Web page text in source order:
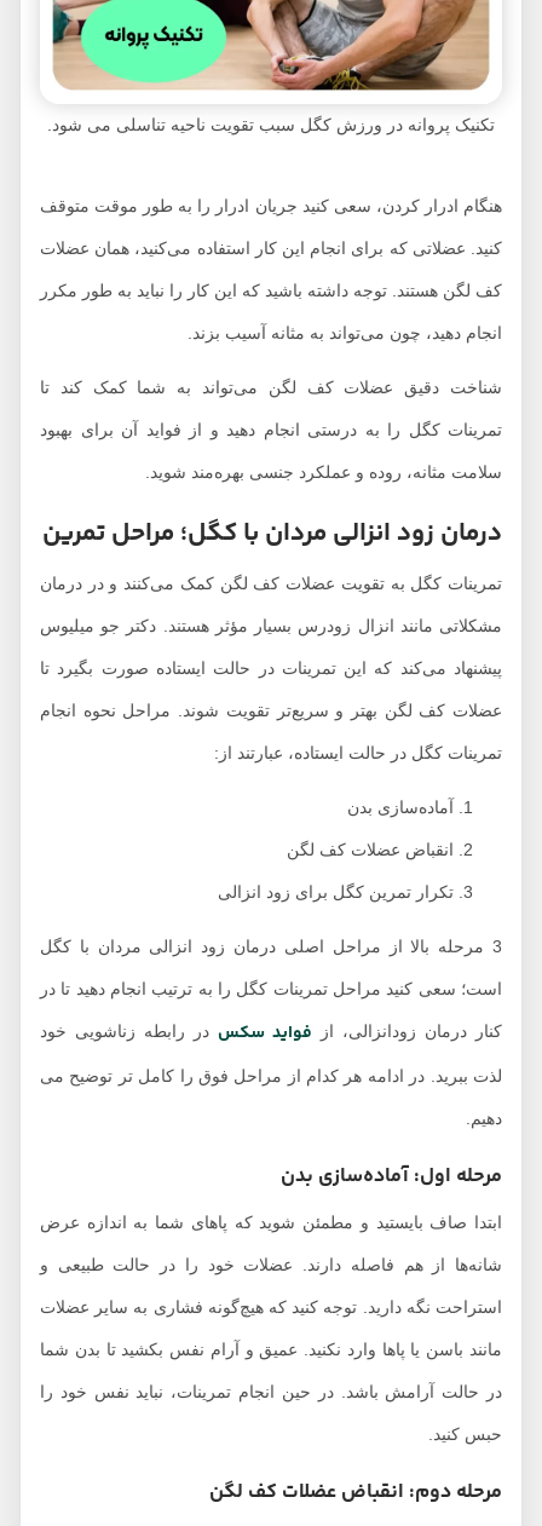
تکنیک پروانه در ورزش کگل سبب تقویت ناحیه تناسلی می شود.
هنگام ادرار کردن، سعی کنید جریان ادرار را به طور موقت متوقف
کنید. عضلاتی که برای انجام این کار استفاده می‌کنید، همان عضلات
کف لگن هستند. توجه داشته باشید که این کار را نباید به طور مکرر
انجام دهید، چون می‌تواند به مثانه آسیب بزند.
شناخت دقیق عضلات کف لگن می‌تواند به شما کمک کند تا
تمرینات کگل را به درستی انجام دهید و از فواید آن برای بهبود
سلامت مثانه، روده و عملکرد جنسی بهره‌مند شوید.
درمان زود انزالی مردان با کگل؛ مراحل تمرین
تمرینات کگل به تقویت عضلات کف لگن کمک می‌کنند و در درمان
مشکلاتی مانند انزال زودرس بسیار مؤثر هستند. دکتر جو میلیوس
پیشنهاد می‌کند که این تمرینات در حالت ایستاده صورت بگیرد تا
عضلات کف لگن بهتر و سریع‌تر تقویت شوند. مراحل نحوه انجام
تمرینات کگل در حالت ایستاده، عبارتند از:
آماده‌سازی بدن
انقباض عضلات کف لگن
تکرار تمرین کگل برای زود انزالی
3 مرحله بالا از مراحل اصلی درمان زود انزالی مردان با کگل
است؛ سعی کنید مراحل تمرینات کگل را به ترتیب انجام دهید تا در
کنار درمان زودانزالی، ازفواید سکسدر رابطه زناشویی خود
لذت ببرید. در ادامه هر کدام از مراحل فوق را کامل تر توضیح می
مرحله اول: آماده‌سازی بدن
ابتدا صاف بایستید و مطمئن شوید که پاهای شما به اندازه عرض
شانه‌ها از هم فاصله دارند. عضلات خود را در حالت طبیعی و
استراحت نگه دارید. توجه کنید که هیچ‌گونه فشاری به سایر عضلات
مانند باسن یا پاها وارد نکنید. عمیق و آرام نفس بکشید تا بدن شما
در حالت آرامش باشد. در حین انجام تمرینات، نباید نفس خود را
حبس کنید.
مرحله دوم: انقباض عضلات کف لگن